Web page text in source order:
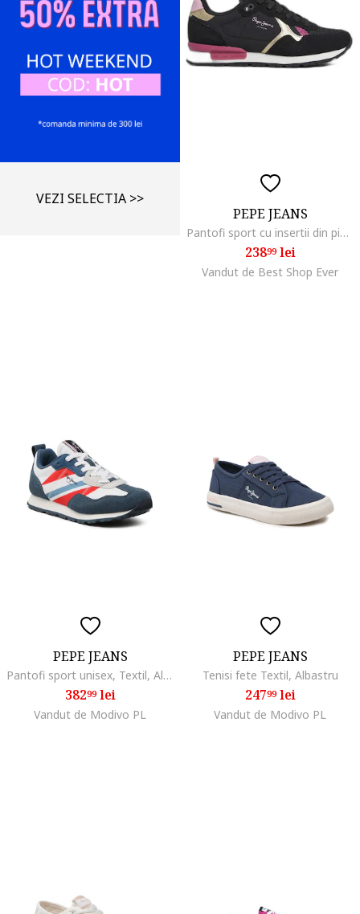
VEZI SELECTIA >>
PEPE JEANS
Pantofi sport cu insertii din piele intoarsa Brit Club,
23899lei
Vandut de Best Shop Ever
PEPE JEANS
Pantofi sport unisex, Textil, Albastru
38299lei
Vandut de Modivo PL
PEPE JEANS
Tenisi fete Textil, Albastru
24799lei
Vandut de Modivo PL